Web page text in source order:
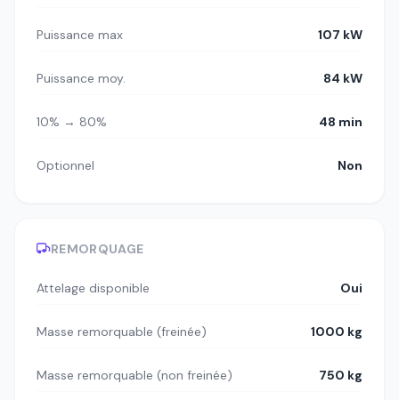
Puissance max 107 kW
Puissance moy. 84 kW
10% → 80% 48 min
Optionnel Non
REMORQUAGE
Attelage disponible Oui
Masse remorquable (freinée) 1000 kg
Masse remorquable (non freinée) 750 kg